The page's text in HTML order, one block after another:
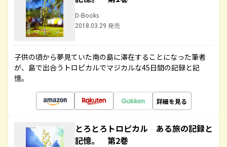
D-Books
2018.03.29 発売
子供の頃から夢見ていた南の島に滞在することになった筆者
が、島で出合うトロピカルでマジカルな45日間の記録と記
憶。
詳細を見る
とろとろトロピカル ある旅の記録と
記憶。 第2巻